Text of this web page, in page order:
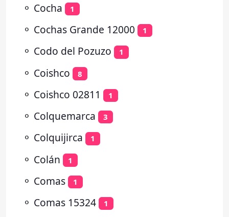
⚬ Cocha 1
⚬ Cochas Grande 12000 1
⚬ Codo del Pozuzo 1
⚬ Coishco 8
⚬ Coishco 02811 1
⚬ Colquemarca 3
⚬ Colquijirca 1
⚬ Colán 1
⚬ Comas 1
⚬ Comas 15324 1